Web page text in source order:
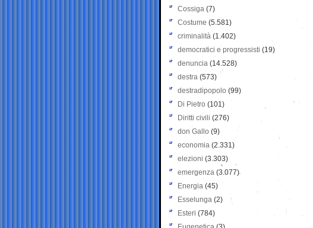
Cossiga (7)
Costume (5.581)
criminalità (1.402)
democratici e progressisti (19)
denuncia (14.528)
destra (573)
destradipopolo (99)
Di Pietro (101)
Diritti civili (276)
don Gallo (9)
economia (2.331)
elezioni (3.303)
emergenza (3.077)
Energia (45)
Esselunga (2)
Esteri (784)